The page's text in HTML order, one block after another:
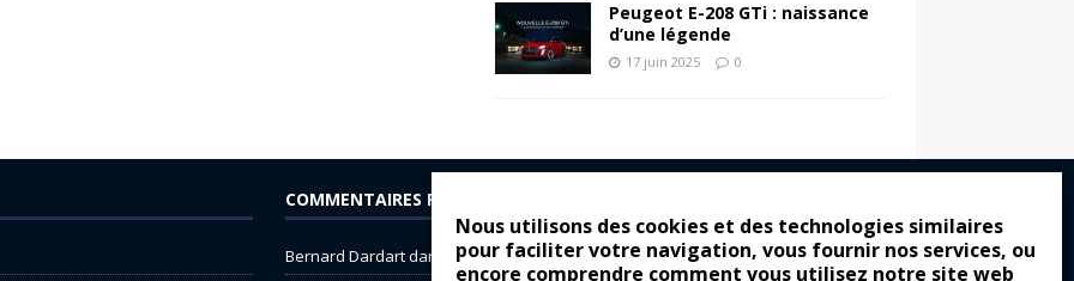
Nous utilisons des cookies et des technologies similaires
pour faciliter votre navigation, vous fournir nos services, ou
encore comprendre comment vous utilisez notre site web
Peugeot E-208 GTi : naissance
d’une légende
17 juin 2025 0
COMMENTAIRES RÉCENTS
Bernard Dardartdans Dacia Sandero : pour les gens vrais